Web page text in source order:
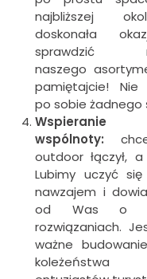
najbliższej
doskonała
sprawdzić
naszego
pamiętajcie! Nie
po sobie żadnego
Wspieranie
wspólnoty:
outdoor łączył, a
Lubimy uczyć
nawzajem i
od Was o
rozwiązaniach.
ważne